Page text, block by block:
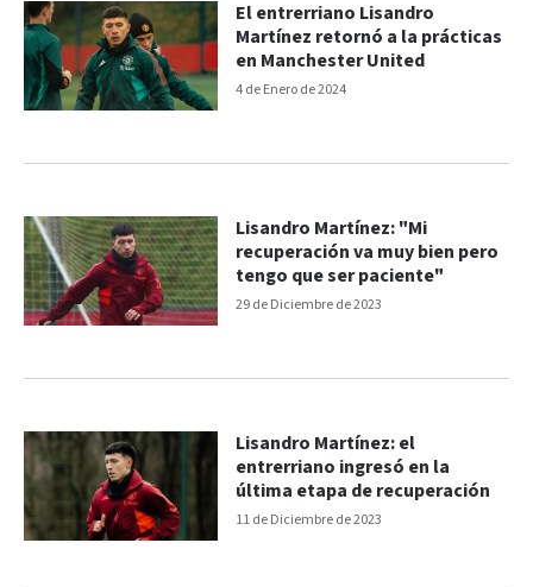
4 de Enero de 2024
El entrerriano Lisandro
Martínez retornó a la prácticas
en Manchester United
29 de Diciembre de 2023
Lisandro Martínez: "Mi
recuperación va muy bien pero
tengo que ser paciente"
11 de Diciembre de 2023
Lisandro Martínez: el
entrerriano ingresó en la
última etapa de recuperación